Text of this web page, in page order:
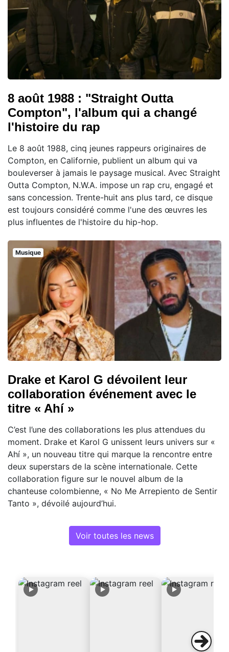
8 août 1988 : "Straight Outta
Compton", l'album qui a changé
l'histoire du rap
Le 8 août 1988, cinq jeunes rappeurs originaires de
Compton, en Californie, publient un album qui va
bouleverser à jamais le paysage musical. Avec Straight
Outta Compton, N.W.A. impose un rap cru, engagé et
sans concession. Trente-huit ans plus tard, ce disque
est toujours considéré comme l'une des œuvres les
plus influentes de l'histoire du hip-hop.
Musique
Drake et Karol G dévoilent leur
collaboration événement avec le
titre « Ahí »
C’est l’une des collaborations les plus attendues du
moment. Drake et Karol G unissent leurs univers sur «
Ahí », un nouveau titre qui marque la rencontre entre
deux superstars de la scène internationale. Cette
collaboration figure sur le nouvel album de la
chanteuse colombienne, « No Me Arrepiento de Sentir
Tanto », dévoilé aujourd’hui.
Voir toutes les news